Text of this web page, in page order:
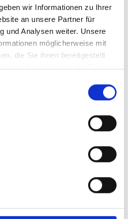
wir Informationen zu Ihrer
an unsere Partner für
und Analysen weiter. Unsere
möglicherweise mit
die Sie ihnen bereitgestellt
Ihrer Nutzung der Dienste